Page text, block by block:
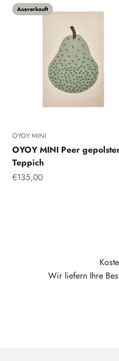
Ausverkauft
OYOY MINI
OYOY MINI Peer
Teppich
Angebot
€135,00
Wir liefern Ihre